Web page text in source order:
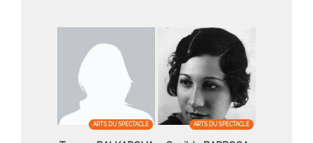
ARTS DU SPECTACLE ARTS DU SPECTACLE